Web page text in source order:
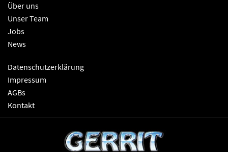
Über uns
Unser Team
Jobs
News
Datenschutzerklärung
Impressum
AGBs
Kontakt